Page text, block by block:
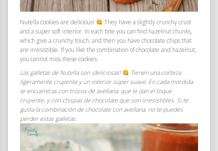
Nutella cookies are delicious!
They have a slightly crunchy crust
and a super soft interior. In each bite you can find hazelnut chunks,
which give a crunchy touch, and then you have chocolate chips that
are irresistible. If you like the combination of chocolate and hazelnut,
you cannot miss these cookies.
Las galletas de Nutella son ¡deliciosas!
Tienen una corteza
ligeramente crujiente y un interior súper suave. En cada mordida
te encuentras con trozos de avellana, que le dan el toque
crujiente, y con chispas de chocolate que son irresistibles. Si te
gusta la combinación de chocolate con avellana, no te puedes
perder estas galletas.